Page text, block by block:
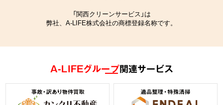
「関西クリーンサービス」は
弊社、A-LIFE株式会社の商標登録名称です。
A-LIFEグループ関連サービス